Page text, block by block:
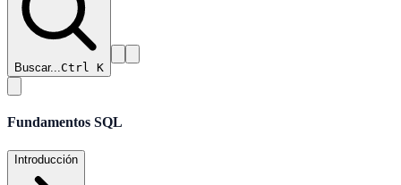
Buscar...Ctrl K
Fundamentos SQL
Introducción